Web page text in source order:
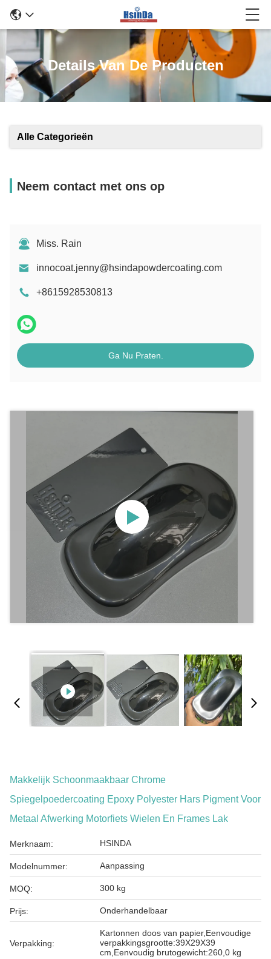
Details Van De Producten
Alle Categorieën
Neem contact met ons op
Miss. Rain
innocoat.jenny@hsindapowdercoating.com
+8615928530813
Ga Nu Praten.
Makkelijk Schoonmaakbaar Chrome
Spiegelpoedercoating Epoxy Polyester Hars Pigment Voor
Metaal Afwerking Motorfiets Wielen En Frames Lak
Merknaam: HSINDA
Modelnummer: Aanpassing
MOQ: 300 kg
Prijs: Onderhandelbaar
Verpakking:
Kartonnen doos van papier,Eenvoudige
verpakkingsgrootte:39X29X39
cm,Eenvoudig brutogewicht:260,0 kg